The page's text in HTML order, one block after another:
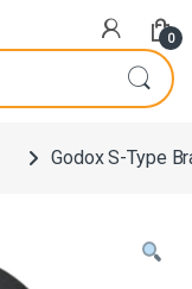
0
Godox S-Type